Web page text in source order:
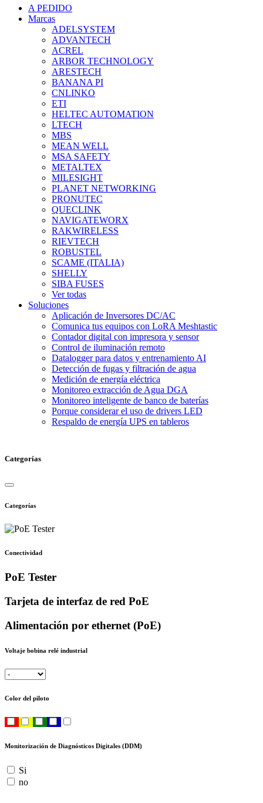
A PEDIDO
Marcas
ADELSYSTEM
ADVANTECH
ACREL
ARBOR TECHNOLOGY
ARESTECH
BANANA PI
CNLINKO
ETI
HELTEC AUTOMATION
LTECH
MBS
MEAN WELL
MSA SAFETY
METALTEX
MILESIGHT
PLANET NETWORKING
PRONUTEC
QUECLINK
NAVIGATEWORX
RAKWIRELESS
RIEVTECH
ROBUSTEL
SCAME (ITALIA)
SHELLY
SIBA FUSES
Ver todas
Soluciones
Aplicación de Inversores DC/AC
Comunica tus equipos con LoRA Meshtastic
Contador digital con impresora y sensor
Control de iluminación remoto
Datalogger para datos y entrenamiento AI
Detección de fugas y filtración de agua
Medición de energía eléctrica
Monitoreo extracción de Agua DGA
Monitoreo inteligente de banco de baterías
Porque considerar el uso de drivers LED
Respaldo de energía UPS en tableros
Categorías
Categorías
Conectividad
PoE Tester
Tarjeta de interfaz de red PoE
Alimentación por ethernet (PoE)
Voltaje bobina relé industrial
Color del piloto
Monitorización de Diagnósticos Digitales (DDM)
Si
no